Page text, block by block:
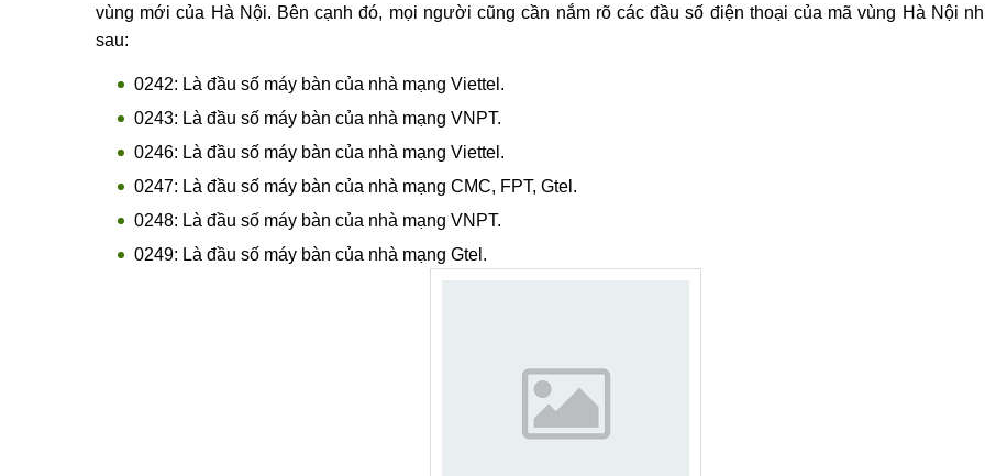
vùng mới của Hà Nội. Bên cạnh đó, mọi người cũng cần nắm rõ các đầu số điện thoại của mã vùng Hà Nội
sau:
0242: Là đầu số máy bàn của nhà mạng Viettel.
0243: Là đầu số máy bàn của nhà mạng VNPT.
0246: Là đầu số máy bàn của nhà mạng Viettel.
0247: Là đầu số máy bàn của nhà mạng CMC, FPT, Gtel.
0248: Là đầu số máy bàn của nhà mạng VNPT.
0249: Là đầu số máy bàn của nhà mạng Gtel.